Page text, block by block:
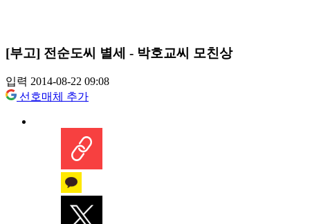
[부고] 전순도씨 별세 - 박호교씨 모친상
입력 2014-08-22 09:08
선호매체 추가